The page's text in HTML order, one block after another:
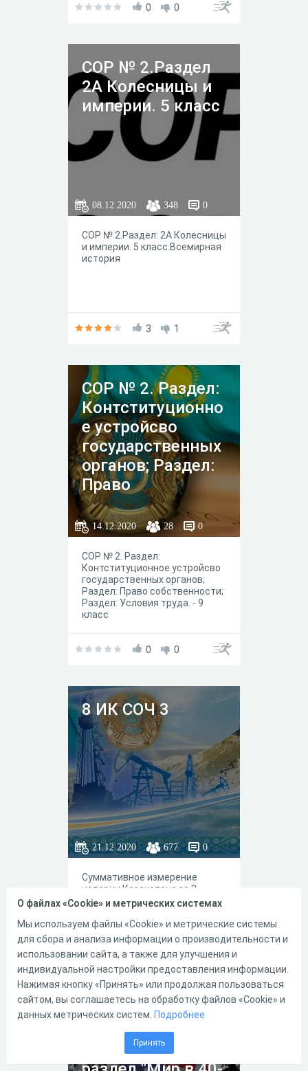
0 0
СОР № 2.Раздел
2А Колесницы и
империи. 5 класс
08.12.2020 348 0
СОР № 2.Раздел: 2А Колесницы
и империи. 5 класс.Всемирная
история
3 1
СОР № 2. Раздел:
Контституционно
е устройсво
государственных
органов; Раздел:
Право
собственности;
Раздел: Условия
труда. - 9 класс
14.12.2020 28 0
СОР № 2. Раздел:
Контституционное устройсво
государственных органов;
Раздел: Право собственности;
Раздел: Условия труда. - 9
класс
0 0
8 ИК СОЧ 3
21.12.2020 677 0
Суммативное измерение
истории Казахстана за 3
четверти, предназначенное
для учащихся 8 классов
общеобразовательных школ.
0 0
Суммативное
оценивание за
О файлах «Cookie» и метрических системах
Мы используем файлы «Cookie» и метрические системы
для сбора и анализа информации о производительности и
использовании сайта, а также для улучшения и
индивидуальной настройки предоставления информации.
Нажимая кнопку «Принять» или продолжая пользоваться
сайтом, вы соглашаетесь на обработку файлов «Cookie» и
данных метрических систем. Подробнее
Принять